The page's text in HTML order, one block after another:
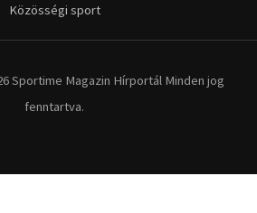
Közösségi sport
Sportime Magazin Hírportál Minden jog
fenntartva.